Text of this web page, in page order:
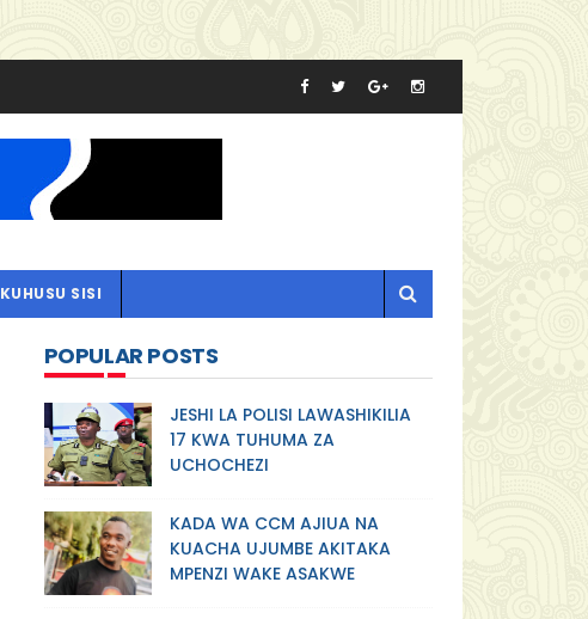
KUHUSU SISI
POPULAR POSTS
JESHI LA POLISI LAWASHIKILIA
17 KWA TUHUMA ZA
UCHOCHEZI
KADA WA CCM AJIUA NA
KUACHA UJUMBE AKITAKA
MPENZI WAKE ASAKWE